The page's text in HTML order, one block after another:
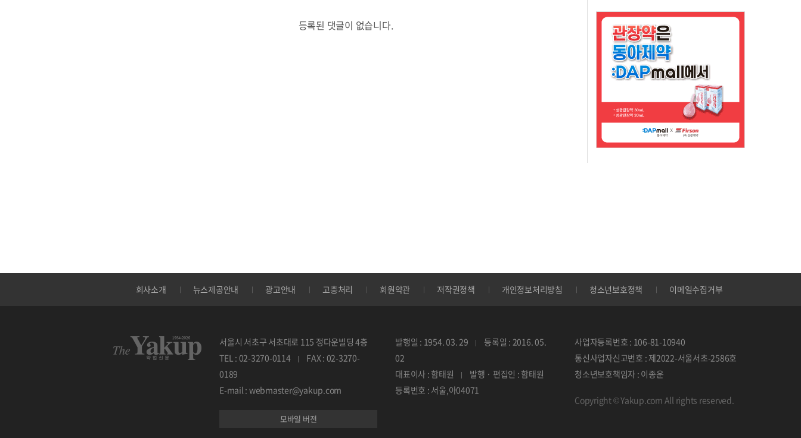
등록된 댓글이 없습니다.
회사소개 뉴스제공안내 광고안내 고충처리 회원약관 저작권정책 개인정보처리방침 청소년보호정책 이메일수집거부
서울시 서초구 서초대로 115 정다운빌딩 4층
TEL : 02-3270-0114
FAX : 02-3270-
0189
E-mail : webmaster@yakup.com
모바일 버전
발행일 : 1954. 03. 29
등록일 : 2016. 05.
02
대표이사 : 함태원
발행 · 편집인 : 함태원
등록번호 : 서울,아04071
사업자등록번호 : 106-81-10940
통신사업자신고번호 : 제2022-서울서초-2586호
청소년보호책임자 : 이종운
Copyright © Yakup.com All rights reserved.